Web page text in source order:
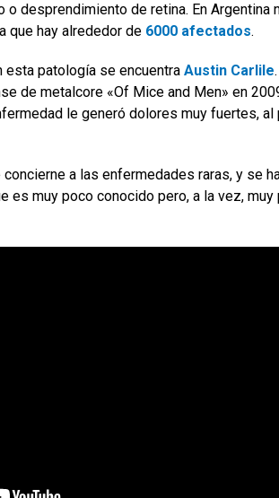
desprendimiento de retina. En Argentina
que hay alrededor de 6000 afectados.
patología se encuentra Austin Carlile
de metalcore «Of Mice and Men» en
le generó dolores muy fuertes, al
a las enfermedades raras, y se
es muy poco conocido pero, a la vez,